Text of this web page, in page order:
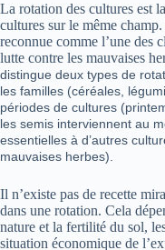
La rotation des cultures est
cultures sur le même
reconnue comme l’une des
lutte contre les mauvaises
distingue deux types de
les familles (céréales,
périodes de cultures
les semis interviennent au
essentielles à d’autres
mauvaises herbes).
Il n’existe pas de recette
dans une rotation. Cela
nature et la fertilité du sol,
situation économique de